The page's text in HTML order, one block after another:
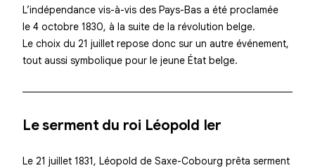
L’indépendance vis-à-vis des Pays-Bas a été proclamée
le 4 octobre 1830, à la suite de la révolution belge.
Le choix du 21 juillet repose donc sur un autre événement,
tout aussi symbolique pour le jeune État belge.
Le serment du roi Léopold Ier
Le 21 juillet 1831, Léopold de Saxe-Cobourg prêta serment